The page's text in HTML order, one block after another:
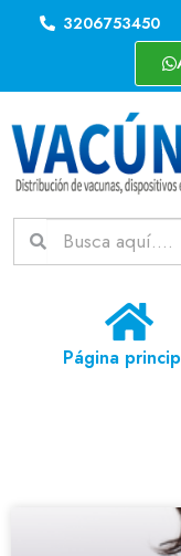
3206753450
Página